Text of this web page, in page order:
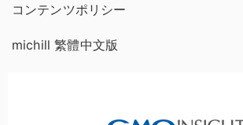
コンテンツポリシー
michill 繁體中文版